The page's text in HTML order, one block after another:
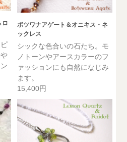
ロ
ボツワナアゲート＆オニキス・ネ
ックレス
シックな色合いの石たち。モ
ノトーンやアースカラーのフ
ァッションにも自然になじみ
ます。
15,400円